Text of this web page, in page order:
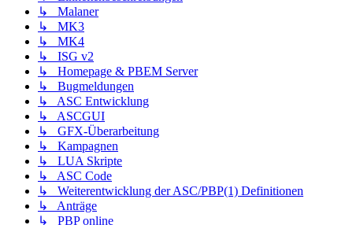
↳ Malaner
↳ MK3
↳ MK4
↳ ISG v2
↳ Homepage & PBEM Server
↳ Bugmeldungen
↳ ASC Entwicklung
↳ ASCGUI
↳ GFX-Überarbeitung
↳ Kampagnen
↳ LUA Skripte
↳ ASC Code
↳ Weiterentwicklung der ASC/PBP(1) Definitionen
↳ Anträge
↳ PBP online